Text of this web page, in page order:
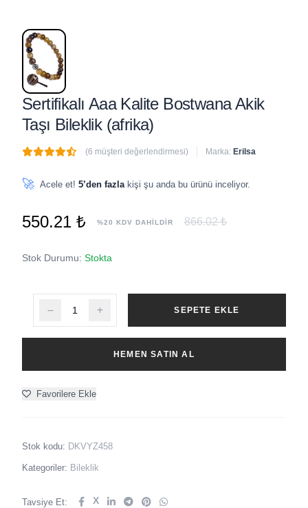
Sertifikalı Aaa Kalite Bostwana Akik
Taşı Bileklik (afrika)
(6 müşteri değerlendirmesi) Marka: Erilsa
🚀 Acele et! 5’den fazla kişi şu anda bu ürünü inceliyor.
550.21 ₺ %20 KDV DAHİLDİR 866.02 ₺
Stok Durumu: Stokta
SEPETE EKLE
HEMEN SATIN AL
Favorilere Ekle
Stok kodu: DKVYZ458
Kategoriler: Bileklik
Tavsiye Et: X